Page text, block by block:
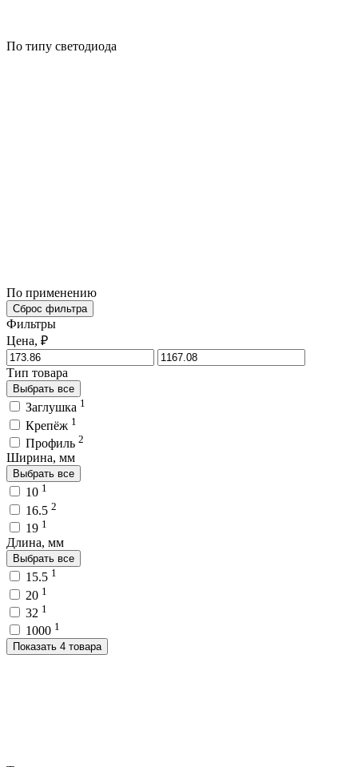
По типу светодиода
По применению
Сброс фильтра
Фильтры
Цена, ₽
Тип товара
Выбрать все
Заглушка 1
Крепёж 1
Профиль 2
Ширина, мм
Выбрать все
10 1
16.5 2
19 1
Длина, мм
Выбрать все
15.5 1
20 1
32 1
1000 1
Показать 4 товара